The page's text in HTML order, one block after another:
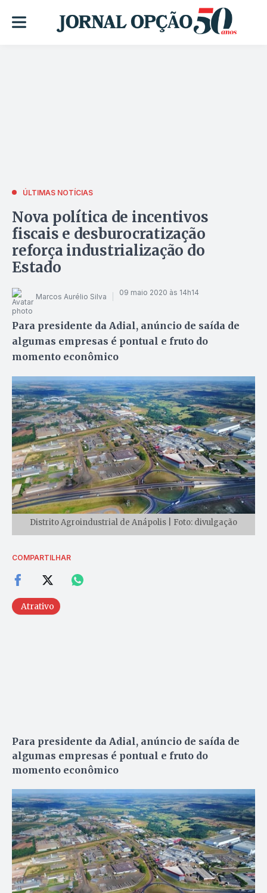
ÚLTIMAS NOTÍCIAS
Nova política de incentivos
fiscais e desburocratização
reforça industrialização do
Estado
Marcos Aurélio Silva 09 maio 2020 às 14h14
Para presidente da Adial, anúncio de saída de
algumas empresas é pontual e fruto do
momento econômico
Distrito Agroindustrial de Anápolis | Foto: divulgação
COMPARTILHAR
Atrativo
Para presidente da Adial, anúncio de saída de
algumas empresas é pontual e fruto do
momento econômico